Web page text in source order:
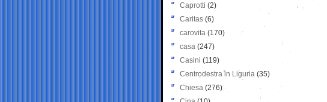
Caprotti (2)
Caritas (6)
carovita (170)
casa (247)
Casini (119)
Centrodestra in Liguria (35)
Chiesa (276)